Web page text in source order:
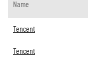
Name
Tencent
Tencent